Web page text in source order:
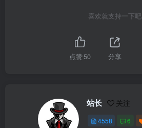
喜欢就支持一下吧
点赞50 分享
站长 关注
4558 6